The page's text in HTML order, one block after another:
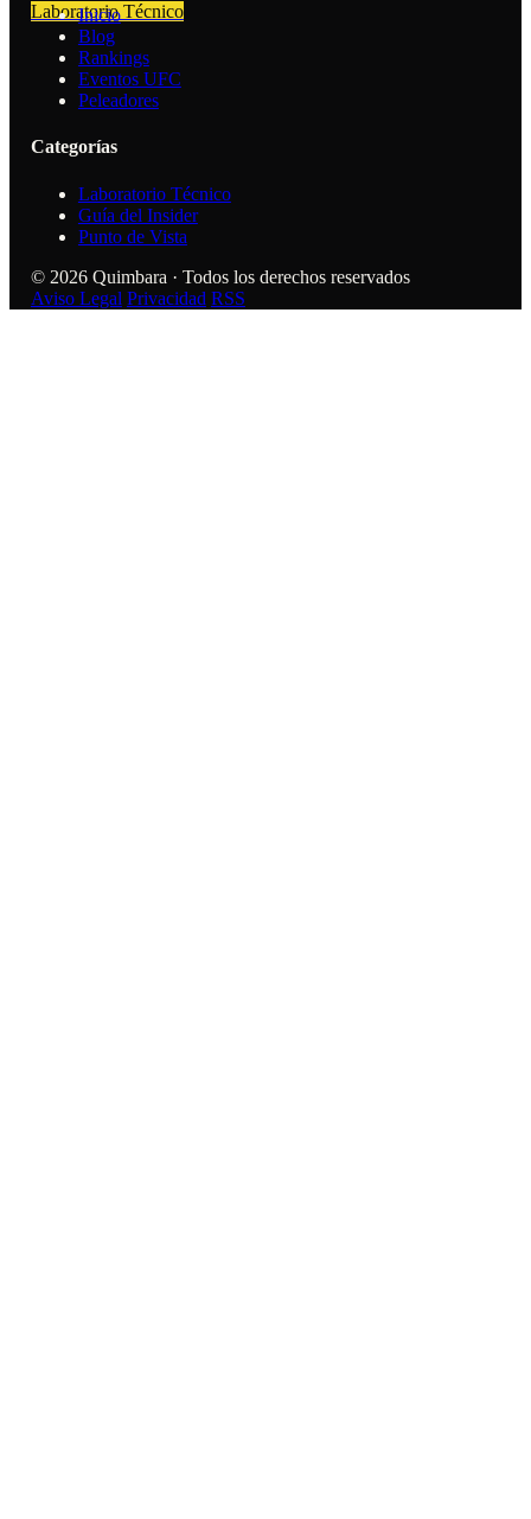
Laboratorio Técnico
Inicio
Blog
Rankings
Eventos UFC
Peleadores
Categorías
Laboratorio Técnico
Guía del Insider
Punto de Vista
© 2026 Quimbara · Todos los derechos reservados
Aviso Legal Privacidad RSS